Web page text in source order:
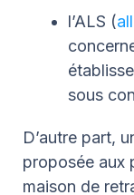
l’ALS (
sous
D’autre part,
proposée aux
maison de